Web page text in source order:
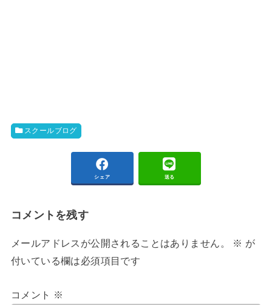
スクールブログ
シェア 送る
コメントを残す
メールアドレスが公開されることはありません。 ※ が
付いている欄は必須項目です
コメント ※